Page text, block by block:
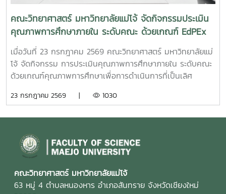
คณะวิทยาศาสตร์ มหาวิทยาลัยแม่โจ้ จัดกิจกรรมประเมิน
คุณภาพการศึกษาภายใน ระดับคณะ ด้วยเกณฑ์ EdPEx
ประจำปีการศึกษา 2568
เมื่อวันที่ 23 กรกฎาคม 2569 คณะวิทยาศาสตร์ มหาวิทยาลัยแม่
โจ้ จัดกิจกรรม การประเมินคุณภาพการศึกษาภายใน ระดับคณะ
ด้วยเกณฑ์คุณภาพการศึกษาเพื่อการดำเนินการที่เป็นเลิศ
EdPEx) ประจำปีการศึกษา 2568 เพื่อทบทวนผลการดำเนินงาน
องค์กรและการจัดการศึกษาอย่างยั่งยืน ในการนี้ คณะกรรมการ
ประเมินคุณภาพการศึกษาภายใน ได้ร่วมดำเนินการ วิพากษ์และ
ให้ข้อเสนอแนะต่อรายงานผลการดำเนินการเพื่อความเป็นเลิศ
(EdPEx Report) โดยพิจารณาความครบถ้วน ความเชื่อมโยง
และความสอดคล้องของผลการดำเนินงานในทุกหมวดของเกณฑ์
23 กรกฎาคม 2569 | 1030
คณะวิทยาศาสตร์ มหาวิทยาลัยแม่โจ้
63 หมู่ 4 ตำบลหนองหาร อำเภอสันทราย จังหวัดเชียงใหม่